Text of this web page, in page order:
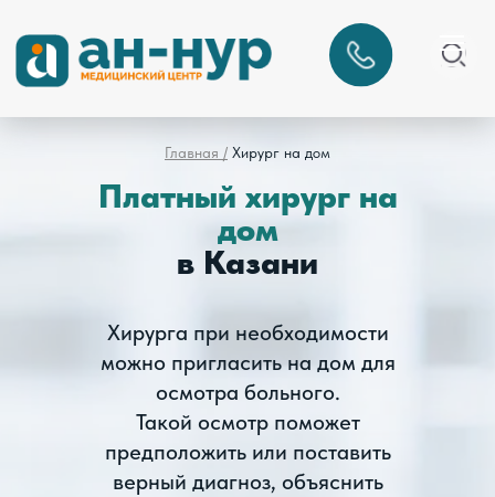
Платный хирург на
дом
в Казани
Хирурга при необходимости
можно пригласить на дом для
осмотра больного.
Такой осмотр поможет
предположить или поставить
верный диагноз, объяснить
Главная / Хирург на дом